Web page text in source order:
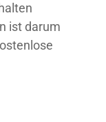
ist darum